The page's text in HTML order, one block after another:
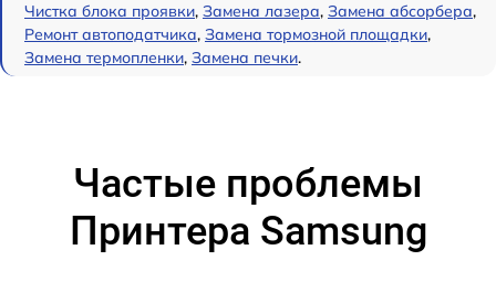
Чистка блока проявки, Замена лазера, Замена абсорбера,
Ремонт автоподатчика, Замена тормозной площадки,
Замена термопленки, Замена печки.
Частые проблемы
Принтера Samsung